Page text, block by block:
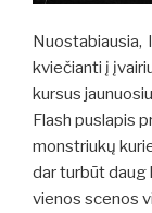
Nuostabiausia,
kviečianti į
kursus
Flash puslapis
monstriukų
dar turbūt daug
vienos scenos